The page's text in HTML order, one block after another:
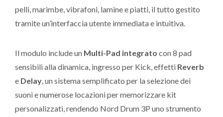
pelli, marimbe, vibrafoni, lamine e piatti, il tutto gestito
tramite un’interfaccia utente immediata e intuitiva.
Il modulo include un Multi-Pad integrato con 8 pad
sensibili alla dinamica, ingresso per Kick, effetti Reverb
e Delay, un sistema semplificato per la selezione dei
suoni e numerose locazioni per memorizzare kit
personalizzati, rendendo Nord Drum 3P uno strumento